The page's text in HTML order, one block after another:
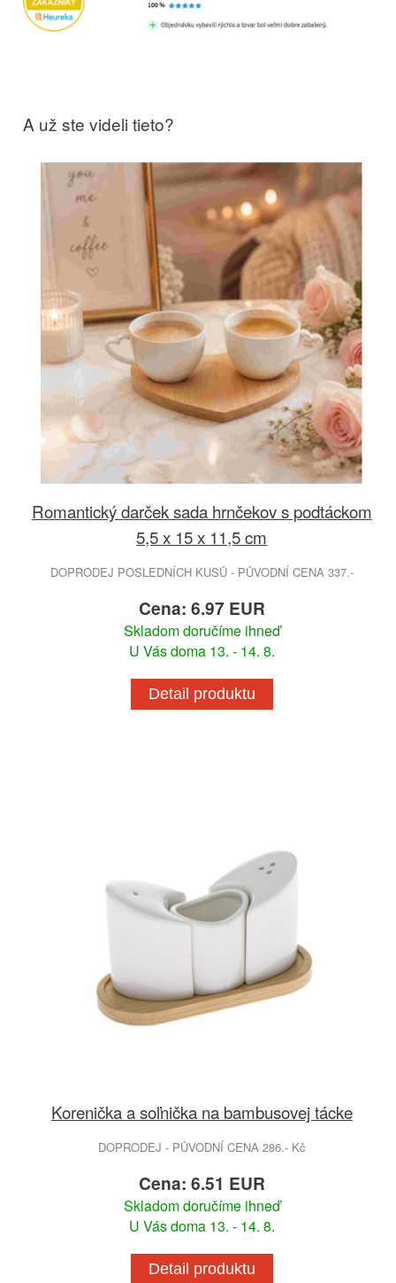
A už ste videli tieto?
Romantický darček sada hrnčekov s podtáckom
5,5 x 15 x 11,5 cm
DOPRODEJ POSLEDNÍCH KUSŮ - PŮVODNÍ CENA 337.-
Cena: 6.97 EUR
Skladom doručíme ihneď
U Vás doma 13. - 14. 8.
Detail produktu
Korenička a soľnička na bambusovej tácke
DOPRODEJ - PŮVODNÍ CENA 286.- Kč
Cena: 6.51 EUR
Skladom doručíme ihneď
U Vás doma 13. - 14. 8.
Detail produktu